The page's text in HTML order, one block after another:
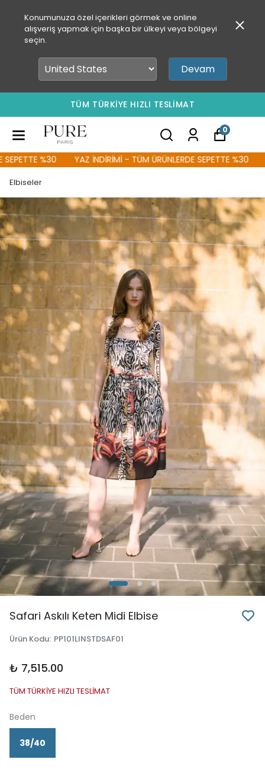
Konumunuza özel içerikleri görmek ve online
alışveriş yapmak için başka bir ülkeyi veya bölgeyi
seçin.
Devam
TÜM TÜRKİYE HIZLI TESLİMAT
0
%30 YAZ İNDİRİMİ - TÜM ÜRÜNLERDE SEPETTE %30
Elbiseler
Safari Askılı Keten Midi Elbise
Ürün Kodu: PP101LINSTDSAF01
₺ 7,515.00
TÜM TÜRKİYE HIZLI TESLİMAT
Beden
38/40